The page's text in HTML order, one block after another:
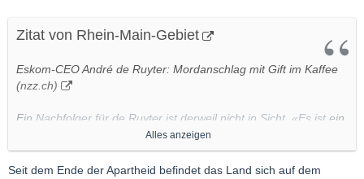
Zitat von Rhein-Main-Gebiet
Eskom-CEO André de Ruyter: Mordanschlag mit Gift im Kaffee
(nzz.ch)
Ein Nachfolger für de Ruyter ist derweil nicht in Sicht. «Es ist ein
harter Job», untertrieb Südafrikas Präsident Cyril Ramaphosa
am Montag.
Alles anzeigen
Seit dem Ende der Apartheid befindet das Land sich auf dem